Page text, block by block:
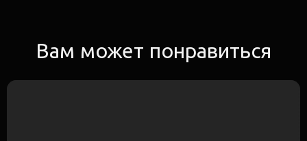
Вам может понравиться